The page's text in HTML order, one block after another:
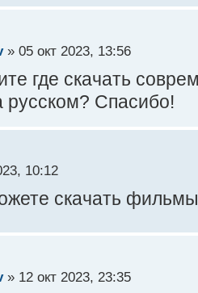
» 05 окт 2023, 13:56
где скачать
русском? Спасибо!
10:12
скачать
» 12 окт 2023, 23:35